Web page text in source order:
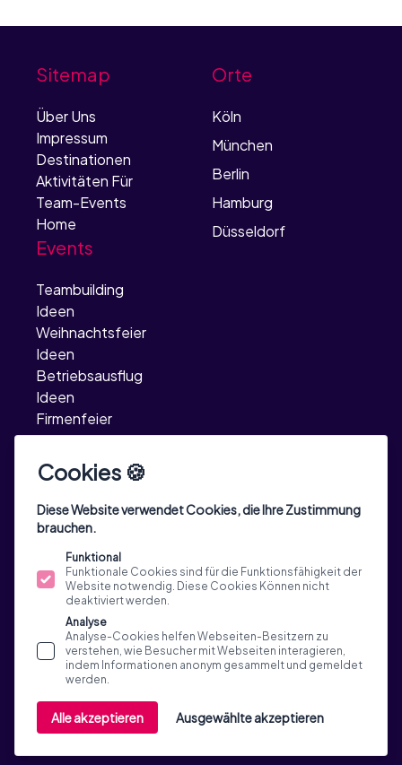
Cookies 🍪
Diese Website verwendet Cookies, die Ihre Zustimmung
brauchen.
Funktional
Funktionale Cookies sind für die Funktionsfähigkeit der
Website notwendig. Diese Cookies Können nicht
deaktiviert werden.
Analyse
Analyse-Cookies helfen Webseiten-Besitzern zu
verstehen, wie Besucher mit Webseiten interagieren,
indem Informationen anonym gesammelt und gemeldet
werden.
Alle akzeptieren Ausgewählte akzeptieren
Sitemap
Über Uns
Impressum
Destinationen
Aktivitäten Für
Team-Events
Home
Events
Teambuilding
Ideen
Weihnachtsfeier
Ideen
Betriebsausflug
Ideen
Firmenfeier
Ideen
Incentive Reisen
TeamEvent
Ideen
Orte
Köln
München
Berlin
Hamburg
Düsseldorf
© 2015 - 2026 Custom Tours GmbH, Via Generale
Guisan 33a, 6900 Massagno, Switzerland